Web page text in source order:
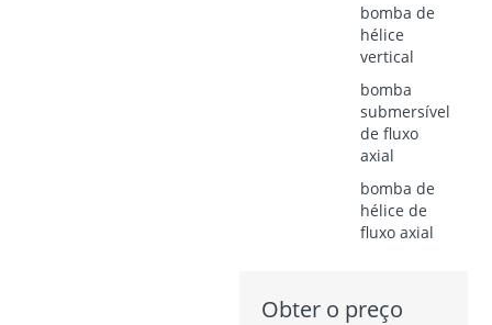
bomba de
hélice
vertical
bomba
submersível
de fluxo
axial
bomba de
hélice de
fluxo axial
Obter o preço